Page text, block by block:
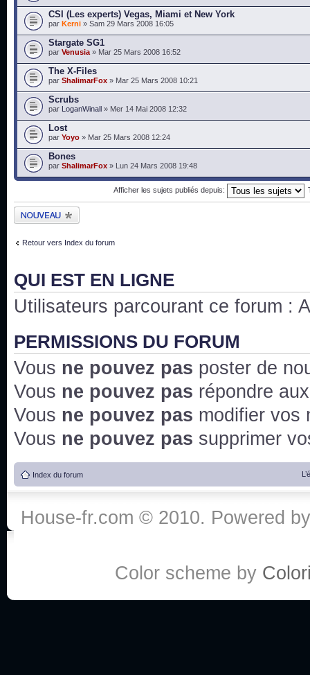
CSI (Les experts) Vegas, Miami et New York
par Kerni » Sam 29 Mars 2008 16:05
Stargate SG1
par Venusia » Mar 25 Mars 2008 16:52
The X-Files
par ShalimarFox » Mar 25 Mars 2008 10:21
Scrubs
par LoganWinall » Mer 14 Mai 2008 12:32
Lost
par Yoyo » Mar 25 Mars 2008 12:24
Bones
par ShalimarFox » Lun 24 Mars 2008 19:48
Afficher les sujets publiés depuis:
Publier un nouveau
sujet
Retour vers Index du forum
QUI EST EN LIGNE
Utilisateurs parcourant ce forum :
PERMISSIONS DU FORUM
Vous ne pouvez pas poster de
Vous ne pouvez pas répondre
Vous ne pouvez pas modifier vos
Vous ne pouvez pas supprimer
Index du forum
House-fr.com © 2010. Powered
Color scheme by